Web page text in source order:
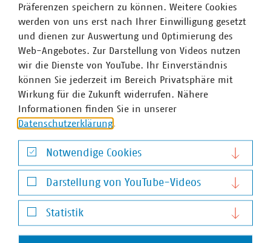
Yvonne Krause
Senior-Fachgebietsleiterin Stadtsauberkeit,
Winterdienst und Baubetriebshöfe
+49 30 58580-262
krause(at)vku(dot)de
Präferenzen speichern zu können. Weitere Cookies
werden von uns erst nach Ihrer Einwilligung gesetzt
und dienen zur Auswertung und Optimierung des
Web-Angebotes. Zur Darstellung von Videos nutzen
wir die Dienste von YouTube. Ihr Einverständnis
können Sie jederzeit im Bereich Privatsphäre mit
Wirkung für die Zukunft widerrufen. Nähere
Informationen finden Sie in unserer
Datenschutzerklärung
Notwendige Cookies
Notwendige Cookies
Darstellung von YouTube-Videos
Darstellung von YouTube-Videos
Statistik
Statistik